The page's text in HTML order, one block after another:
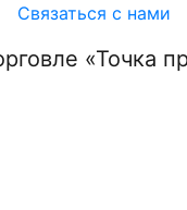
Связаться с нами